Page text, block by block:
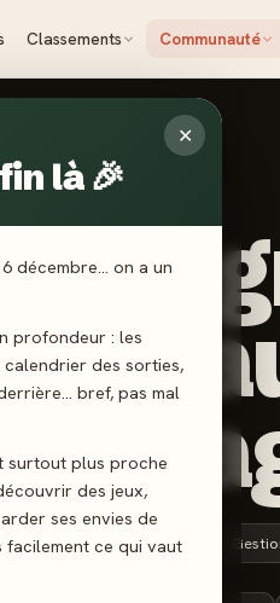
Classements Communauté
✕
là 🎉
décembre… on a un
profondeur : les
calendrier des sorties,
bref, pas mal
surtout plus proche
des jeux,
ses envies de
ce qui vaut
Du Destin
10 ans+ 50 min